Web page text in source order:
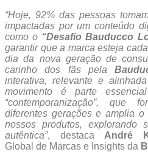
“Hoje, 92% das pessoas
impactadas por um conteúdo
como o “Desafio Bauducco
garantir que a marca esteja
dia da nova geração de
carinho dos fãs pela
interativa, relevante e
movimento é parte
“contemporanização”, que
diferentes gerações e amplia
nossos produtos, explorando
autêntica”, destaca André
Global de Marcas e Insights da